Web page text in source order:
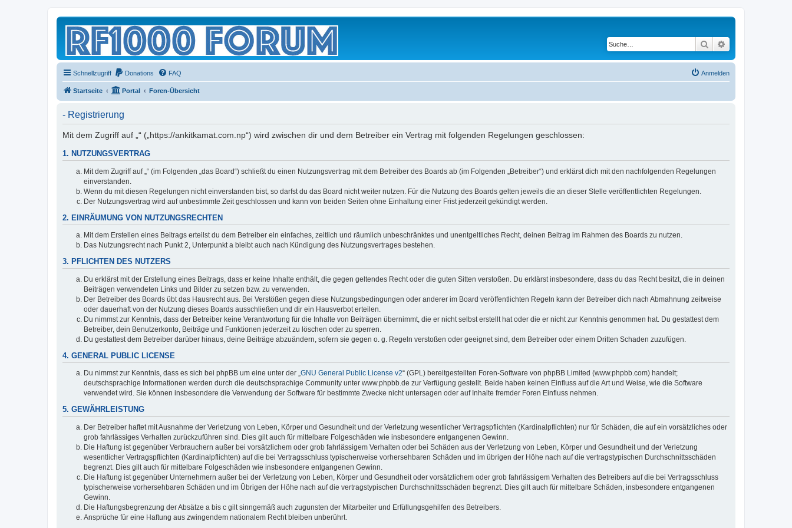
Suche
Schnellzugriff Donations FAQ Anmelden
Startseite Portal Foren-Übersicht
- Registrierung
Mit dem Zugriff auf „“ („https://ankitkamat.com.np“) wird zwischen dir und dem Betreiber ein Vertrag mit folgenden Regelungen geschlossen:
1. NUTZUNGSVERTRAG
Mit dem Zugriff auf „“ (im Folgenden „das Board“) schließt du einen Nutzungsvertrag mit dem Betreiber des Boards ab (im Folgenden „Betreiber“) und erklärst dich mit den nachfolgenden Regelungen
einverstanden.
Wenn du mit diesen Regelungen nicht einverstanden bist, so darfst du das Board nicht weiter nutzen. Für die Nutzung des Boards gelten jeweils die an dieser Stelle veröffentlichten Regelungen.
Der Nutzungsvertrag wird auf unbestimmte Zeit geschlossen und kann von beiden Seiten ohne Einhaltung einer Frist jederzeit gekündigt werden.
2. EINRÄUMUNG VON NUTZUNGSRECHTEN
Mit dem Erstellen eines Beitrags erteilst du dem Betreiber ein einfaches, zeitlich und räumlich unbeschränktes und unentgeltliches Recht, deinen Beitrag im Rahmen des Boards zu nutzen.
Das Nutzungsrecht nach Punkt 2, Unterpunkt a bleibt auch nach Kündigung des Nutzungsvertrages bestehen.
3. PFLICHTEN DES NUTZERS
Du erklärst mit der Erstellung eines Beitrags, dass er keine Inhalte enthält, die gegen geltendes Recht oder die guten Sitten verstoßen. Du erklärst insbesondere, dass du das Recht besitzt, die in deinen
Beiträgen verwendeten Links und Bilder zu setzen bzw. zu verwenden.
Der Betreiber des Boards übt das Hausrecht aus. Bei Verstößen gegen diese Nutzungsbedingungen oder anderer im Board veröffentlichten Regeln kann der Betreiber dich nach Abmahnung zeitweise
oder dauerhaft von der Nutzung dieses Boards ausschließen und dir ein Hausverbot erteilen.
Du nimmst zur Kenntnis, dass der Betreiber keine Verantwortung für die Inhalte von Beiträgen übernimmt, die er nicht selbst erstellt hat oder die er nicht zur Kenntnis genommen hat. Du gestattest dem
Betreiber, dein Benutzerkonto, Beiträge und Funktionen jederzeit zu löschen oder zu sperren.
Du gestattest dem Betreiber darüber hinaus, deine Beiträge abzuändern, sofern sie gegen o. g. Regeln verstoßen oder geeignet sind, dem Betreiber oder einem Dritten Schaden zuzufügen.
4. GENERAL PUBLIC LICENSE
Du nimmst zur Kenntnis, dass es sich bei phpBB um eine unter der „GNU General Public License v2“ (GPL) bereitgestellten Foren-Software von phpBB Limited (www.phpbb.com) handelt;
deutschsprachige Informationen werden durch die deutschsprachige Community unter www.phpbb.de zur Verfügung gestellt. Beide haben keinen Einfluss auf die Art und Weise, wie die Software
verwendet wird. Sie können insbesondere die Verwendung der Software für bestimmte Zwecke nicht untersagen oder auf Inhalte fremder Foren Einfluss nehmen.
5. GEWÄHRLEISTUNG
Der Betreiber haftet mit Ausnahme der Verletzung von Leben, Körper und Gesundheit und der Verletzung wesentlicher Vertragspflichten (Kardinalpflichten) nur für Schäden, die auf ein vorsätzliches oder
grob fahrlässiges Verhalten zurückzuführen sind. Dies gilt auch für mittelbare Folgeschäden wie insbesondere entgangenen Gewinn.
Die Haftung ist gegenüber Verbrauchern außer bei vorsätzlichem oder grob fahrlässigem Verhalten oder bei Schäden aus der Verletzung von Leben, Körper und Gesundheit und der Verletzung
wesentlicher Vertragspflichten (Kardinalpflichten) auf die bei Vertragsschluss typischerweise vorhersehbaren Schäden und im übrigen der Höhe nach auf die vertragstypischen Durchschnittsschäden
begrenzt. Dies gilt auch für mittelbare Folgeschäden wie insbesondere entgangenen Gewinn.
Die Haftung ist gegenüber Unternehmern außer bei der Verletzung von Leben, Körper und Gesundheit oder vorsätzlichem oder grob fahrlässigem Verhalten des Betreibers auf die bei Vertragsschluss
typischerweise vorhersehbaren Schäden und im Übrigen der Höhe nach auf die vertragstypischen Durchschnittsschäden begrenzt. Dies gilt auch für mittelbare Schäden, insbesondere entgangenen
Gewinn.
Die Haftungsbegrenzung der Absätze a bis c gilt sinngemäß auch zugunsten der Mitarbeiter und Erfüllungsgehilfen des Betreibers.
Ansprüche für eine Haftung aus zwingendem nationalem Recht bleiben unberührt.